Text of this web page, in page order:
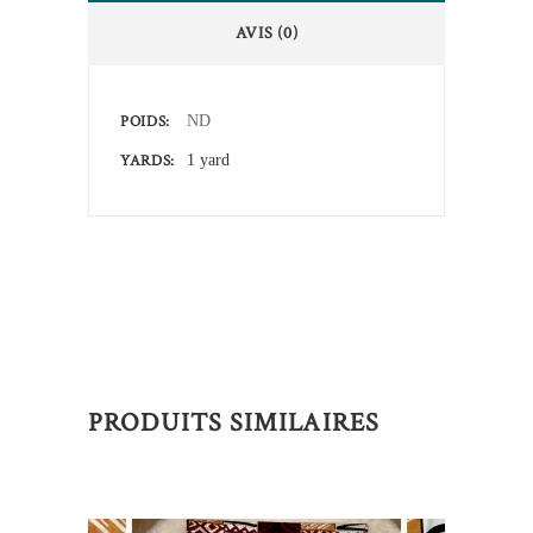
AVIS (0)
POIDS ND
YARDS 1 yard
PRODUITS SIMILAIRES